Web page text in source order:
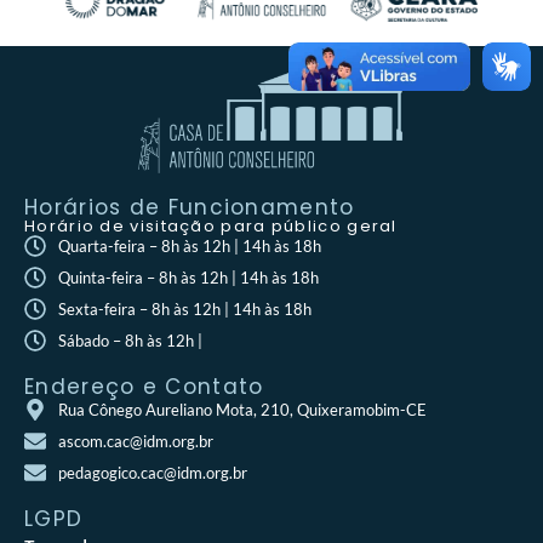
Horários de Funcionamento
Horário de visitação para público geral
Quarta-feira – 8h às 12h | 14h às 18h
Quinta-feira – 8h às 12h | 14h às 18h
Sexta-feira – 8h às 12h | 14h às 18h
Sábado – 8h às 12h |
Endereço e Contato
Rua Cônego Aureliano Mota, 210, Quixeramobim-CE
ascom.cac@idm.org.br
pedagogico.cac@idm.org.br
LGPD